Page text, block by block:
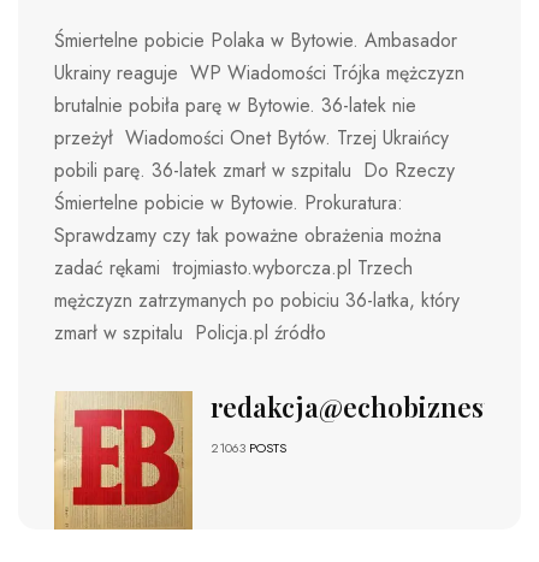
Śmiertelne pobicie Polaka w Bytowie. Ambasador
Ukrainy reaguje WP Wiadomości Trójka mężczyzn
brutalnie pobiła parę w Bytowie. 36-latek nie
przeżył Wiadomości Onet Bytów. Trzej Ukraińcy
pobili parę. 36-latek zmarł w szpitalu Do Rzeczy
Śmiertelne pobicie w Bytowie. Prokuratura:
Sprawdzamy czy tak poważne obrażenia można
zadać rękami trojmiasto.wyborcza.pl Trzech
mężczyzn zatrzymanych po pobiciu 36-latka, który
zmarł w szpitalu Policja.pl źródło
redakcja@echobiznesu.pl
21063 POSTS